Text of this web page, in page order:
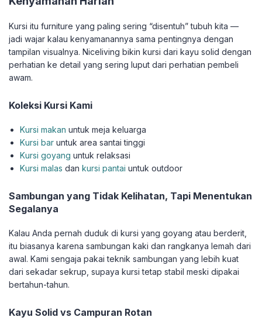
Kursi itu furniture yang paling sering “disentuh” tubuh kita —
jadi wajar kalau kenyamanannya sama pentingnya dengan
tampilan visualnya. Niceliving bikin kursi dari kayu solid dengan
perhatian ke detail yang sering luput dari perhatian pembeli
awam.
Koleksi Kursi Kami
Kursi makan untuk meja keluarga
Kursi bar untuk area santai tinggi
Kursi goyang untuk relaksasi
Kursi malas dankursi pantai untuk outdoor
Sambungan yang Tidak Kelihatan, Tapi Menentukan
Segalanya
Kalau Anda pernah duduk di kursi yang goyang atau berderit,
itu biasanya karena sambungan kaki dan rangkanya lemah dari
awal. Kami sengaja pakai teknik sambungan yang lebih kuat
dari sekadar sekrup, supaya kursi tetap stabil meski dipakai
bertahun-tahun.
Kayu Solid vs Campuran Rotan